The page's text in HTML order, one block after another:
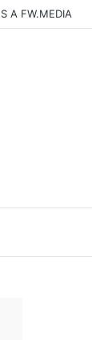
A FW.MEDIA